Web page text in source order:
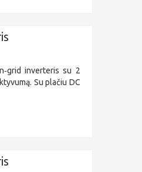
inverteris su 2
Su plačiu DC